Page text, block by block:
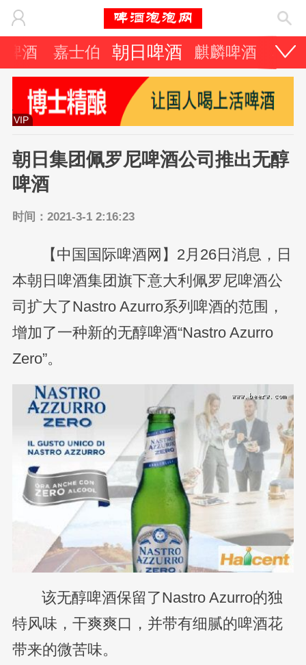
啤酒 嘉士伯 朝日啤酒 麒麟啤酒 其
VIP
朝日集团佩罗尼啤酒公司推出无醇
啤酒
时间：2021-3-1 2:16:23
【中国国际啤酒网】2月26日消息，日
本朝日啤酒集团旗下意大利佩罗尼啤酒公
司扩大了Nastro Azurro系列啤酒的范围，
增加了一种新的无醇啤酒“Nastro Azurro
Zero”。
该无醇啤酒保留了Nastro Azurro的独
特风味，干爽爽口，并带有细腻的啤酒花
带来的微苦味。